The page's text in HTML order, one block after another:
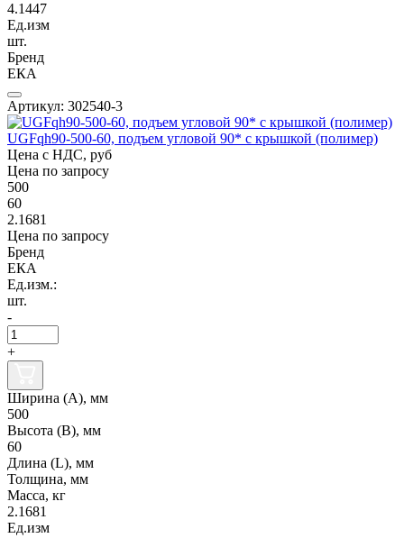
4.1447
Ед.изм
шт.
Бренд
ЕКА
Артикул: 302540-3
UGFqh90-500-60, подъем угловой 90* с крышкой (полимер)
Цена с НДС, руб
Цена по запросу
500
60
2.1681
Цена по запросу
Бренд
ЕКА
Ед.изм.:
шт.
-
+
Ширина (А), мм
500
Высота (В), мм
60
Длина (L), мм
Толщина, мм
Масса, кг
2.1681
Ед.изм